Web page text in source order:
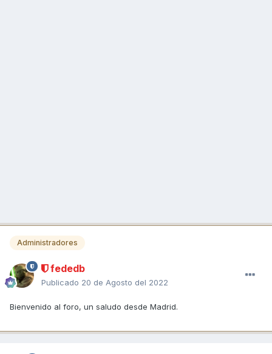
Administradores
fededb
Publicado 20 de Agosto del 2022
Bienvenido al foro, un saludo desde Madrid.